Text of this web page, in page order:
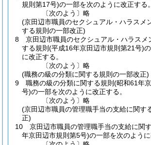
規則第17号)の一部を次のように改正する。
〔次のよう〕略
(京田辺市職員のセクシュアル・ハラスメ
する規則の一部改正)
8
京田辺市職員のセクシュアル・ハラスメ
する規則 (平成16年京田辺市規則第21号)
に改正する。
〔次のよう〕略
(職務の級の分類に関する規則の一部改正)
9
職務の級の分類に関する規則 (昭和61年
号)の一部を次のように改正する。
〔次のよう〕略
(京田辺市職員の管理職手当の支給に関す
正)
10
京田辺市職員の管理職手当の支給に関
年京田辺市規則第5号)の一部を次のように